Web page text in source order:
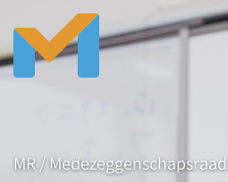
MR / Medezeggenschapsraad